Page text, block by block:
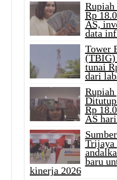
Rupiah
Rp
AS,
data
Tower
(TBIG)
tunai
dari
Rupiah
Rp
AS
baru
kinerja 2026